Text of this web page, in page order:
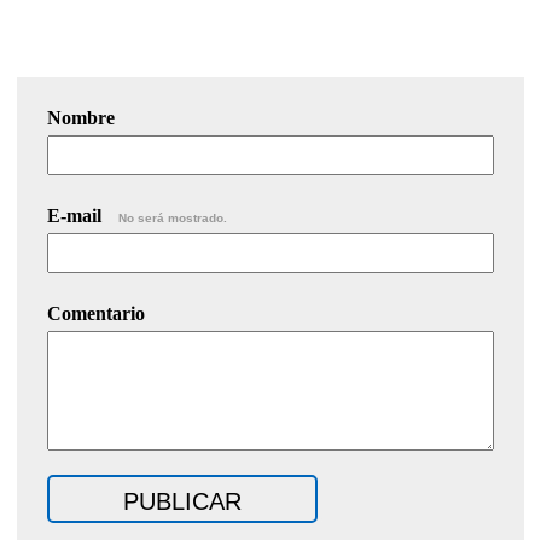
Nombre
E-mail No será mostrado.
Comentario